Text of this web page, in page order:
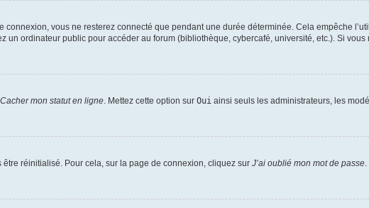
connexion, vous ne resterez connecté que pendant une durée déterminée. Cela empêche
ordinateur public pour accéder au forum (bibliothèque, cybercafé, université, etc.). Si
Cacher mon statut en ligne . Mettez cette option sur Oui ainsi seuls les administrateurs, les
réinitialisé. Pour cela, sur la page de connexion, cliquez sur J’ai oublié mon mot de passe